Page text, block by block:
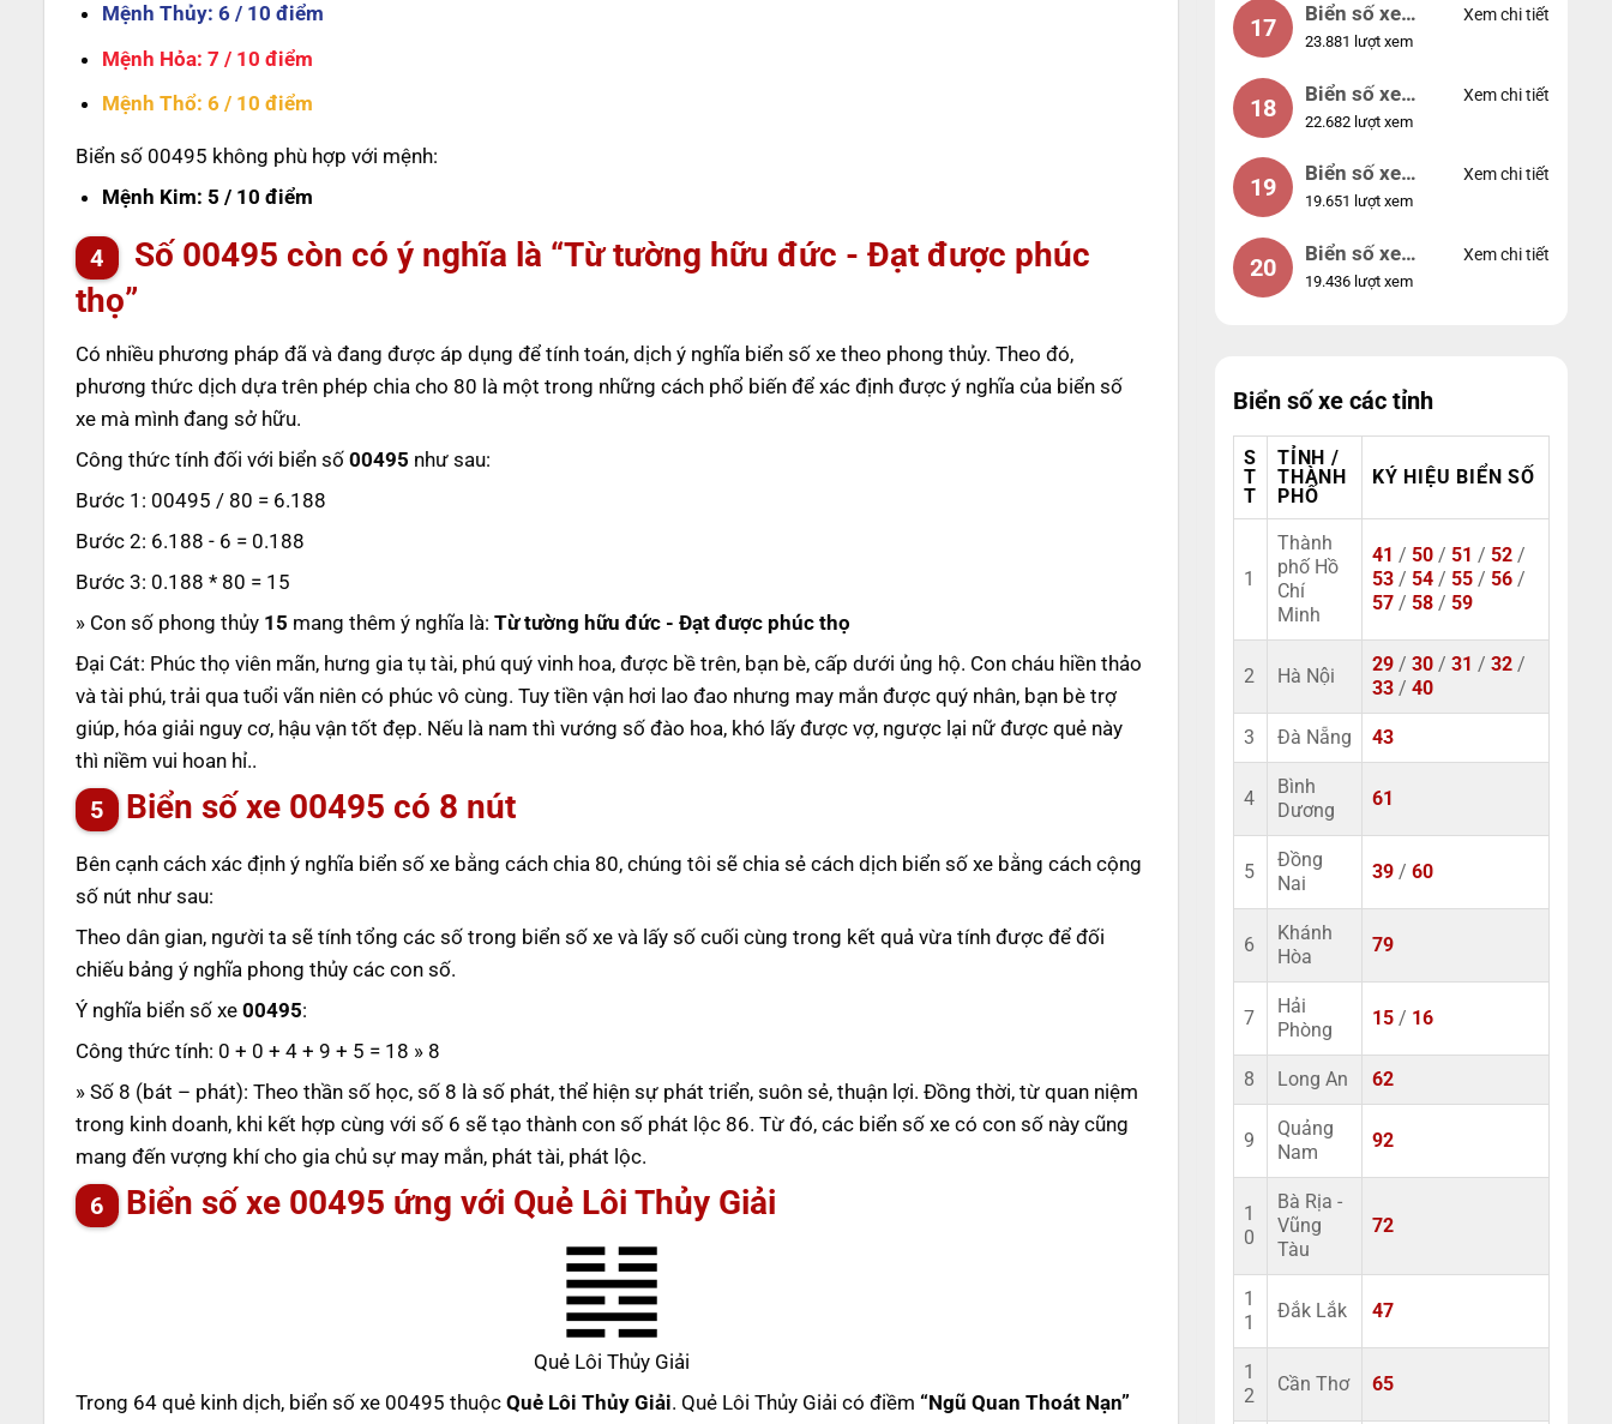
Mệnh Thủy: 6 / 10 điểm
Mệnh Hỏa: 7 / 10 điểm
Mệnh Thổ: 6 / 10 điểm
Biển số 00495 không phù hợp với mệnh:
Mệnh Kim: 5 / 10 điểm
Số 00495 còn có ý nghĩa là “Từ tường hữu đức - Đạt được phúc
thọ”
Có nhiều phương pháp đã và đang được áp dụng để tính toán, dịch ý nghĩa biển số xe theo phong thủy. Theo đó,
phương thức dịch dựa trên phép chia cho 80 là một trong những cách phổ biến để xác định được ý nghĩa của biển số
xe mà mình đang sở hữu.
Công thức tính đối với biển số 00495 như sau:
Bước 1: 00495 / 80 = 6.188
Bước 2: 6.188 - 6 = 0.188
Bước 3: 0.188 * 80 = 15
» Con số phong thủy 15 mang thêm ý nghĩa là: Từ tường hữu đức - Đạt được phúc thọ
Đại Cát: Phúc thọ viên mãn, hưng gia tụ tài, phú quý vinh hoa, được bề trên, bạn bè, cấp dưới ủng hộ. Con cháu hiền thảo
và tài phú, trải qua tuổi vãn niên có phúc vô cùng. Tuy tiền vận hơi lao đao nhưng may mắn được quý nhân, bạn bè trợ
giúp, hóa giải nguy cơ, hậu vận tốt đẹp. Nếu là nam thì vướng số đào hoa, khó lấy được vợ, ngược lại nữ được quẻ này
thì niềm vui hoan hỉ..
Biển số xe 00495 có 8 nút
Bên cạnh cách xác định ý nghĩa biển số xe bằng cách chia 80, chúng tôi sẽ chia sẻ cách dịch biển số xe bằng cách cộng
số nút như sau:
Theo dân gian, người ta sẽ tính tổng các số trong biển số xe và lấy số cuối cùng trong kết quả vừa tính được để đối
chiếu bảng ý nghĩa phong thủy các con số.
Ý nghĩa biển số xe 00495:
Công thức tính: 0 + 0 + 4 + 9 + 5 = 18 » 8
» Số 8 (bát – phát): Theo thần số học, số 8 là số phát, thể hiện sự phát triển, suôn sẻ, thuận lợi. Đồng thời, từ quan niệm
trong kinh doanh, khi kết hợp cùng với số 6 sẽ tạo thành con số phát lộc 86. Từ đó, các biển số xe có con số này cũng
mang đến vượng khí cho gia chủ sự may mắn, phát tài, phát lộc.
Biển số xe 00495 ứng với Quẻ Lôi Thủy Giải
Quẻ Lôi Thủy Giải
Trong 64 quẻ kinh dịch, biển số xe 00495 thuộc Quẻ Lôi Thủy Giải. Quẻ Lôi Thủy Giải có điềm “Ngũ Quan Thoát Nạn”
17
Biển số xe
44953
23.881 lượt xem
Xem chi tiết
18
Biển số xe
74953
22.682 lượt xem
Xem chi tiết
19
Biển số xe
99998
19.651 lượt xem
Xem chi tiết
20
Biển số xe
25525
19.436 lượt xem
Xem chi tiết
Biển số xe các tỉnh
S
T
T
TỈNH /
THÀNH
PHỐ
KÝ HIỆU BIỂN SỐ
1
Thành
phố Hồ
Chí
Minh
41 / 50 / 51 / 52 /
53 / 54 / 55 / 56 /
57 / 58 / 59
2 Hà Nội
29 / 30 / 31 / 32 /
33 / 40
3 Đà Nẵng 43
4
Bình
Dương
61
5
Đồng
Nai
39 / 60
6
Khánh
Hòa
79
7
Hải
Phòng
15 / 16
8 Long An 62
9
Quảng
Nam
92
1
0
Bà Rịa -
Vũng
Tàu
72
1
1
Đắk Lắk 47
1
2
Cần Thơ 65